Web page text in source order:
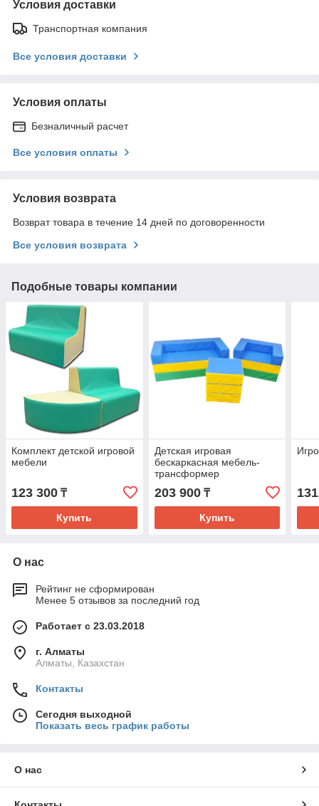
Условия доставки
Транспортная компания
Все условия доставки
Условия оплаты
Безналичный расчет
Все условия оплаты
Условия возврата
Возврат товара в течение 14 дней по договоренности
Все условия возврата
Подобные товары компании
Комплект детской игровой
мебели
123 300 ₸
Купить
Детская игровая
бескаркасная мебель-
трансформер
203 900₸
Купить
О нас
Рейтинг не сформирован
Менее 5 отзывов за последний год
Работает с 23.03.2018
г. Алматы
Алматы, Казахстан
Контакты
Сегодня выходной
Показать весь график работы
О нас